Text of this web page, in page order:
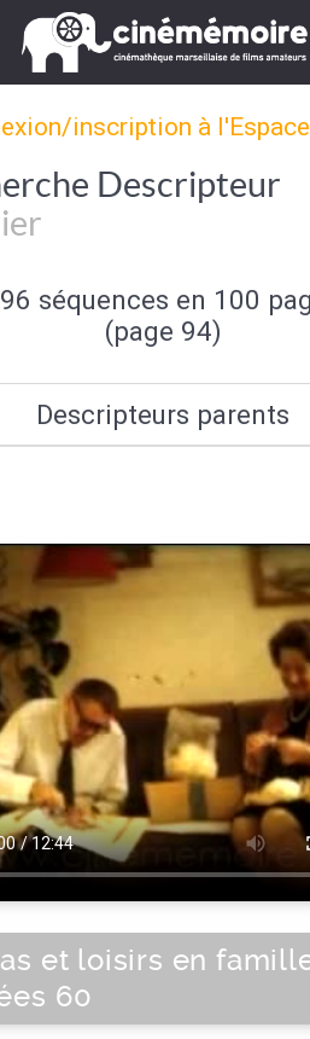
inscription à
Descripteur
séquences en 100
(page 94)
Descripteurs parents
et loisirs en
60